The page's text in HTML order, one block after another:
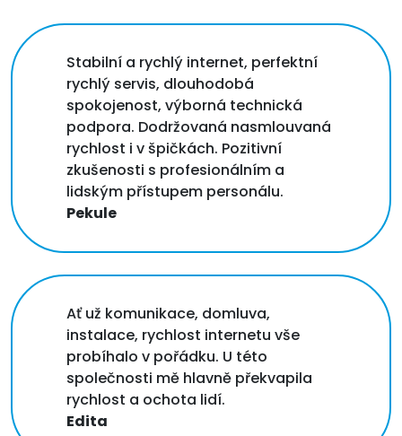
Stabilní a rychlý internet, perfektní
rychlý servis, dlouhodobá
spokojenost, výborná technická
podpora. Dodržovaná nasmlouvaná
rychlost i v špičkách. Pozitivní
zkušenosti s profesionálním a
lidským přístupem personálu.
Pekule
Ať už komunikace, domluva,
instalace, rychlost internetu vše
probíhalo v pořádku. U této
společnosti mě hlavně překvapila
rychlost a ochota lidí.
Edita